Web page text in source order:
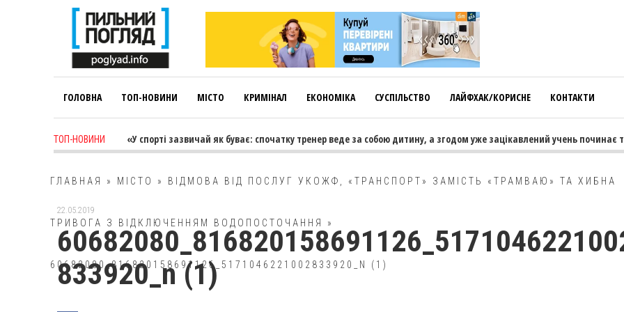
ГОЛОВНА ТОП-НОВИНИ МІСТО КРИМІНАЛ ЕКОНОМІКА СУСПІЛЬСТВО ЛАЙФХАК/КОРИСНЕ КОНТАКТИ
ТОП-НОВИНИ
Лариса Коновалова: «У спорті зазвичай як буває: спочатку тренер веде за собою дитину, а згодом уже зацікавлений учень починає
ГЛАВНАЯ » МІСТО » ВІДМОВА ВІД ПОСЛУГ УКОЖФ, «ТРАНСПОРТ» ЗАМІСТЬ «ТРАМВАЮ» ТА ХИБНА
ТРИВОГА З ВІДКЛЮЧЕННЯМ ВОДОПОСТОЧАННЯ »
60682080_816820158691126_5171046221002833920_N (1)
22.05.2019
833920_n (1)